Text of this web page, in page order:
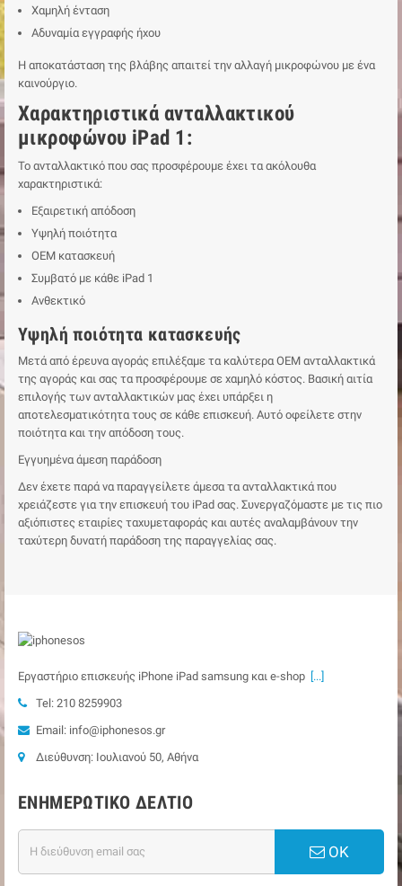
Χαμηλή ένταση
Αδυναμία εγγραφής ήχου
Η αποκατάσταση της βλάβης απαιτεί την αλλαγή μικροφώνου με ένα
καινούργιο.
Χαρακτηριστικά ανταλλακτικού
μικροφώνου iPad 1:
Το ανταλλακτικό που σας προσφέρουμε έχει τα ακόλουθα
χαρακτηριστικά:
Εξαιρετική απόδοση
Υψηλή ποιότητα
ΟΕΜ κατασκευή
Συμβατό με κάθε iPad 1
Ανθεκτικό
Υψηλή ποιότητα κατασκευής
Μετά από έρευνα αγοράς επιλέξαμε τα καλύτερα ΟΕΜ ανταλλακτικά
της αγοράς και σας τα προσφέρουμε σε χαμηλό κόστος. Βασική αιτία
επιλογής των ανταλλακτικών μας έχει υπάρξει η
αποτελεσματικότητα τους σε κάθε επισκευή. Αυτό οφείλετε στην
ποιότητα και την απόδοση τους.
Εγγυημένα άμεση παράδοση
Δεν έχετε παρά να παραγγείλετε άμεσα τα ανταλλακτικά που
χρειάζεστε για την επισκευή του iPad σας. Συνεργαζόμαστε με τις πιο
αξιόπιστες εταιρίες ταχυμεταφοράς και αυτές αναλαμβάνουν την
ταχύτερη δυνατή παράδοση της παραγγελίας σας.
Εργαστήριο επισκευής iPhone iPad samsung και e-shop [...]
Tel: 210 8259903
Email: info@iphonesos.gr
Διεύθυνση: Ιουλιανού 50, Αθήνα
ΕΝΗΜΕΡΩΤΙΚΌ ΔΕΛΤΊΟ
ΟΚ